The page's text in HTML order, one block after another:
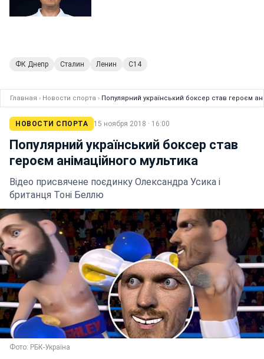
ФК Днепр Сталин Ленин С14
Главная › Новости спорта › Популярний український боксер став героєм
НОВОСТИ СПОРТА 15 ноября 2018 · 16:00
Популярний український боксер став
героєм анімаційного мультика
Відео присвячене поєдинку Олександра Усика і
британця Тоні Беллю
Фото: РБК-Україна